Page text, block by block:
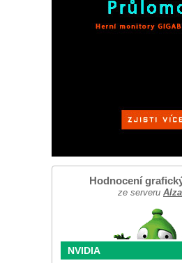
Hodnocení
ze serveru
NVIDIA